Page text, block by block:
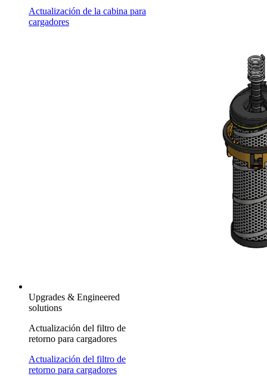
Actualización de la cabina para
cargadores
Upgrades & Engineered
solutions
Actualización del filtro de
retorno para cargadores
Actualización del filtro de
retorno para cargadores